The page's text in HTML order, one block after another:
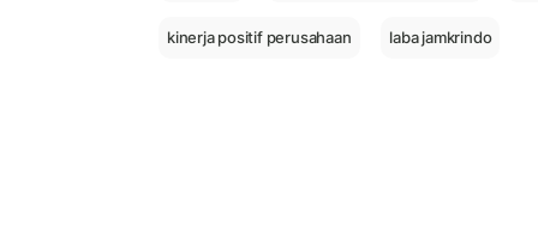
kinerja positif perusahaan laba jamkrindo